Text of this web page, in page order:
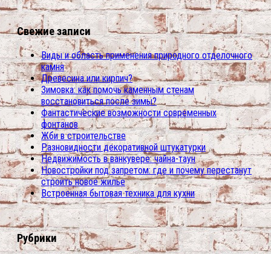
Свежие записи
Виды и область применения природного отделочного
камня
Древесина или кирпич?
Зимовка: как помочь каменным стенам
восстановиться после зимы?
Фантастические возможности современных
фонтанов
Жби в строительстве
Разновидности декоративной штукатурки
Недвижимость в ванкувере: чайна-таун
Новостройки под запретом: где и почему перестанут
строить новое жилье
Встроенная бытовая техника для кухни
Рубрики